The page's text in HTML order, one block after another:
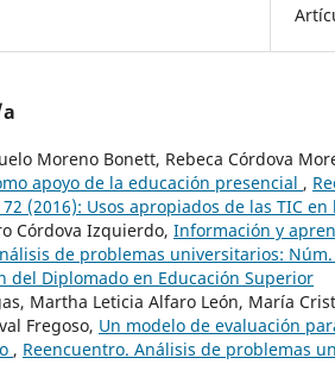
Moreno Bonett, Rebeca Córdova
apoyo de la educación presencial ,
(2016): Usos apropiados de las TIC en
Córdova Izquierdo, Información y
de problemas universitarios: Núm.
del Diplomado en Educación Superior
Martha Leticia Alfaro León, María
Fregoso, Un modelo de evaluación
, Reencuentro. Análisis de problemas